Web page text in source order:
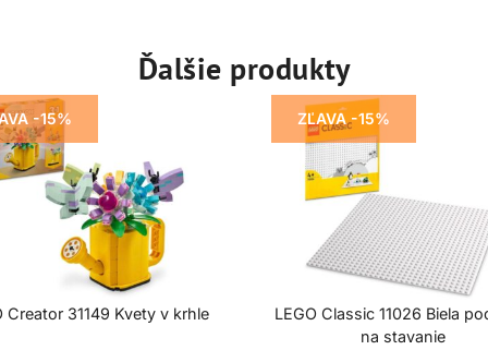
Ďalšie produkty
-15%
Creator 31149 Kvety v krhle
ZĽAVA -15%
LEGO Classic 11026 Biela
na stavanie